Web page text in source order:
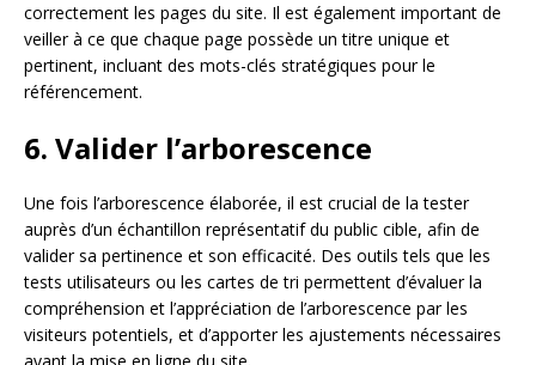
correctement les pages du site. Il est également important de
veiller à ce que chaque page possède un titre unique et
pertinent, incluant des mots-clés stratégiques pour le
référencement.
6. Valider l’arborescence
Une fois l’arborescence élaborée, il est crucial de la tester
auprès d’un échantillon représentatif du public cible, afin de
valider sa pertinence et son efficacité. Des outils tels que les
tests utilisateurs ou les cartes de tri permettent d’évaluer la
compréhension et l’appréciation de l’arborescence par les
visiteurs potentiels, et d’apporter les ajustements nécessaires